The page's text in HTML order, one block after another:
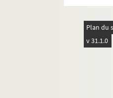
Plan du
v 31.1.0